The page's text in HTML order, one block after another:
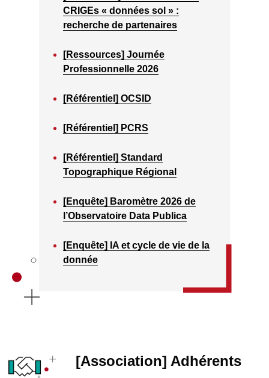
CRIGEs « données sol » :
recherche de partenaires
[Ressources] Journée
Professionnelle 2026
[Référentiel] OCSID
[Référentiel] PCRS
[Référentiel] Standard
Topographique Régional
[Enquête] Baromètre 2026 de
l’Observatoire Data Publica
[Enquête] IA et cycle de vie de la
donnée
[Association] Adhérents